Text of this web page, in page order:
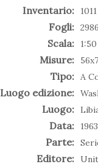
Inventario: 1011
Fogli:
Scala:
Misure:
Tipo: A
Luogo edizione:
Luogo:
Data: 1963
Parte:
Editore: